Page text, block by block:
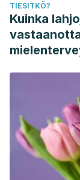
TIESITKÖ?
Kuinka